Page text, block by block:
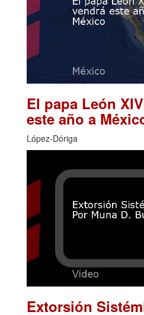
El papa León
este año a
López-Dóriga
Extorsión